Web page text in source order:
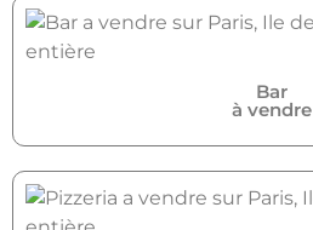
Bar
à vendre